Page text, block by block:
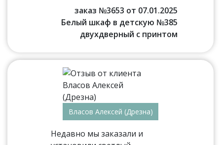
заказ №3653 от 07.01.2025
Белый шкаф в детскую №385
двухдверный с принтом
Власов Алексей (Дрезна)
Недавно мы заказали и